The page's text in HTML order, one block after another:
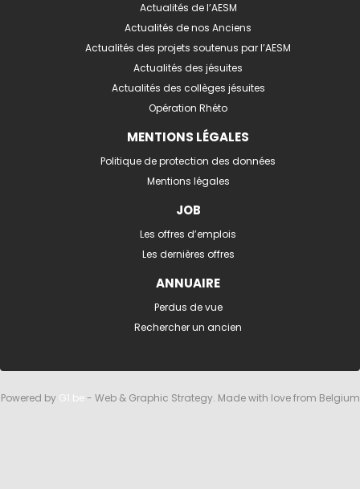
Actualités de l’AESM
Actualités de nos Anciens
Actualités des projets soutenus par l’AESM
Actualités des jésuites
Actualités des collèges jésuites
Opération Rhéto
MENTIONS LÉGALES
Politique de protection des données
Mentions légales
JOB
Les offres d’emplois
Les dernières offres
ANNUAIRE
Perdus de vue
Rechercher un ancien
Powered by G1.be- Web & Graphic Strategy. Made with love from Belgium